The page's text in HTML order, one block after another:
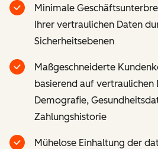
Minimale
Ihrer vertraulichen Daten
Sicherheitsebenen
Maßgeschneiderte
basierend auf vertraulichen
Demografie,
Zahlungshistorie
Mühelose Einhaltung der